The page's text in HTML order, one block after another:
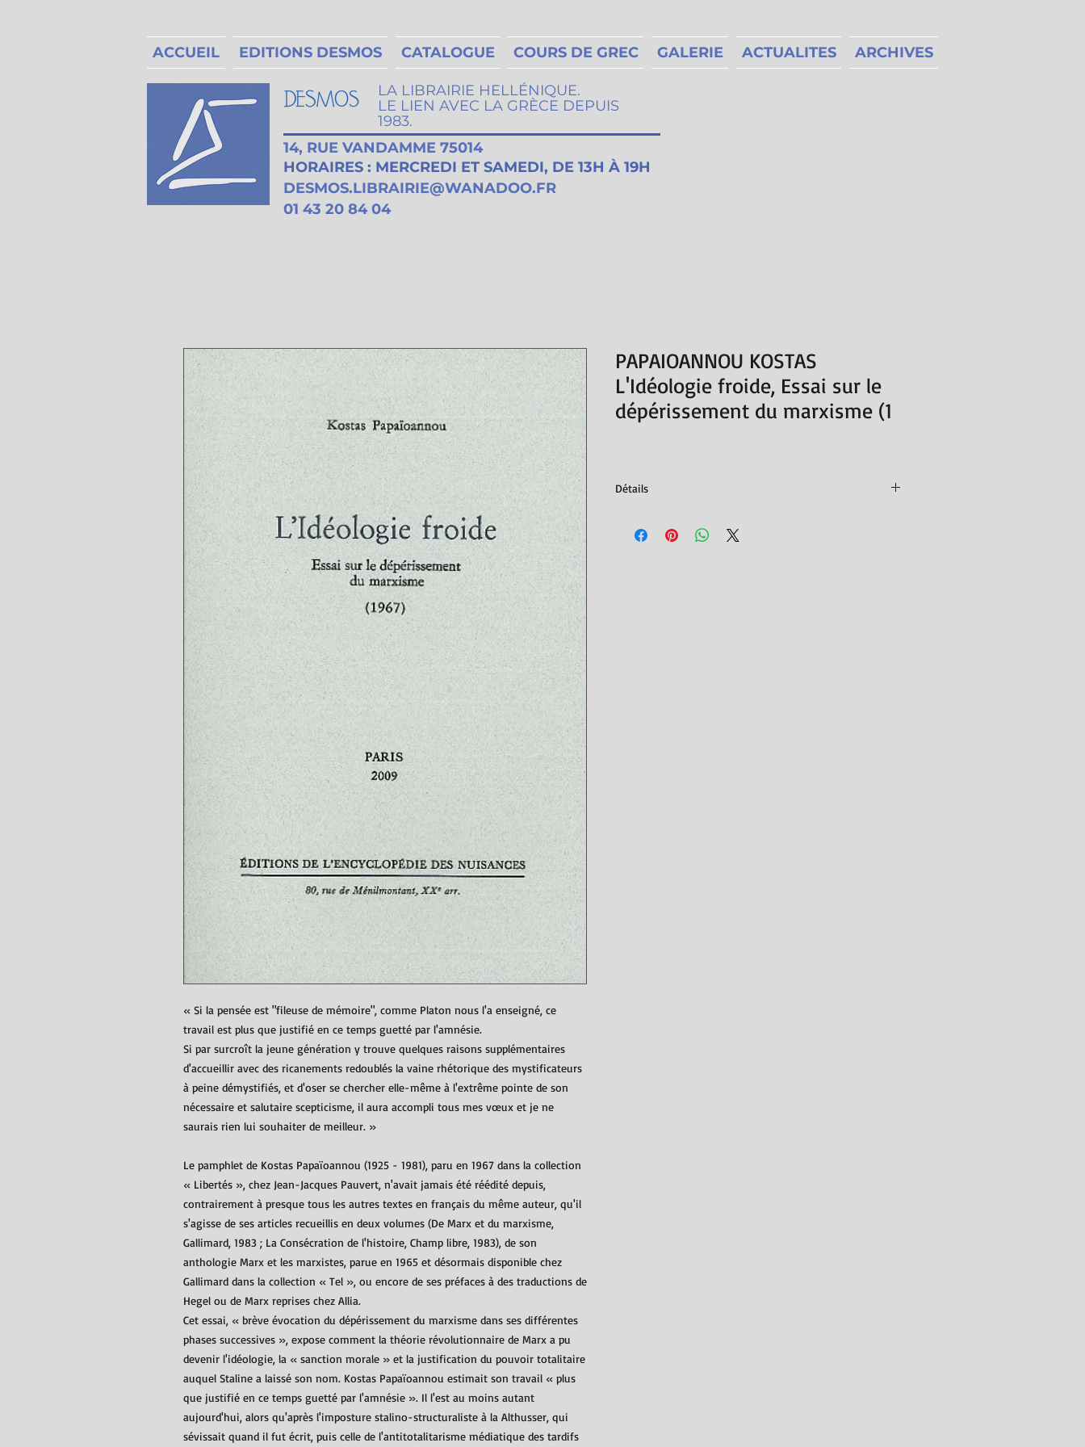
ACCUEIL EDITIONS DESMOS CATALOGUE COURS DE GREC GALERIE ACTUALITES ARCHIVES
LA LIBRAIRIE HELLÉNIQUE.
LE LIEN AVEC LA GRÈCE DEPUIS
1983.
14, RUE VANDAMME 75014
HORAIRES : MERCREDI ET SAMEDI, DE 13H À 19H
DESMOS.LIBRAIRIE@WANADOO.FR
01 43 20 84 04
« Si la pensée est "fileuse de mémoire", comme Platon nous l'a enseigné, ce
travail est plus que justifié en ce temps guetté par l'amnésie.
Si par surcroît la jeune génération y trouve quelques raisons supplémentaires
d'accueillir avec des ricanements redoublés la vaine rhétorique des mystificateurs
à peine démystifiés, et d'oser se chercher elle-même à l'extrême pointe de son
nécessaire et salutaire scepticisme, il aura accompli tous mes vœux et je ne
saurais rien lui souhaiter de meilleur. »
Le pamphlet de Kostas Papaïoannou (1925 - 1981), paru en 1967 dans la collection
« Libertés », chez Jean-Jacques Pauvert, n'avait jamais été réédité depuis,
contrairement à presque tous les autres textes en français du même auteur, qu'il
s'agisse de ses articles recueillis en deux volumes (De Marx et du marxisme,
Gallimard, 1983 ; La Consécration de l'histoire, Champ libre, 1983), de son
anthologie Marx et les marxistes, parue en 1965 et désormais disponible chez
Gallimard dans la collection « Tel », ou encore de ses préfaces à des traductions de
Hegel ou de Marx reprises chez Allia.
Cet essai, « brève évocation du dépérissement du marxisme dans ses différentes
phases successives », expose comment la théorie révolutionnaire de Marx a pu
devenir l'idéologie, la « sanction morale » et la justification du pouvoir totalitaire
auquel Staline a laissé son nom. Kostas Papaïoannou estimait son travail « plus
que justifié en ce temps guetté par l'amnésie ». Il l'est au moins autant
aujourd'hui, alors qu'après l'imposture stalino-structuraliste à la Althusser, qui
sévissait quand il fut écrit, puis celle de l'antitotalitarisme médiatique des tardifs
PAPAIOANNOU KOSTAS
L'Idéologie froide, Essai sur le
dépérissement du marxisme (1
Détails
ISBN : 9782910386337